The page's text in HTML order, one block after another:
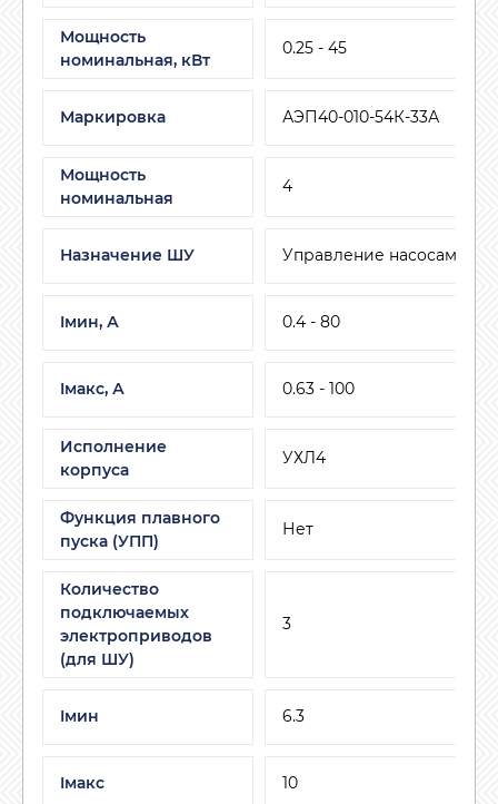
Мощность
номинальная, кВт
0.25 - 45
Маркировка АЭП40-010-54К-33А
Мощность
номинальная
4
Назначение ШУ Управление насосами
Iмин, А 0.4 - 80
Iмакс, А 0.63 - 100
Исполнение
корпуса
УХЛ4
Функция плавного
пуска (УПП)
Нет
Количество
подключаемых
электроприводов
(для ШУ)
3
Iмин 6.3
Iмакс 10